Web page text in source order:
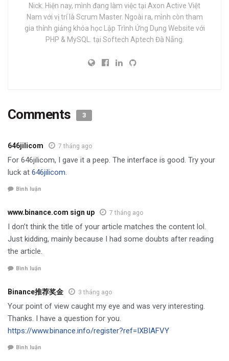
Nick. Hiện nay, mình đang làm việc tại Axon Active Việt
Nam với vị trí là Scrum Master. Ngoài ra, mình còn tham
gia thỉnh giảng khóa học Lập Trình Ứng Dụng Website với
PHP & MySQL. tại Softech Aptech Đà Nẵng.
Comments 3
646jilicom 7 tháng ago
For 646jilicom, I gave it a peep. The interface is good. Try your
luck at 646jilicom.
Bình luận
www.binance.com sign up 7 tháng ago
I don’t think the title of your article matches the content lol.
Just kidding, mainly because I had some doubts after reading
the article.
Bình luận
Binance推荐奖金 3 tháng ago
Your point of view caught my eye and was very interesting.
Thanks. I have a question for you.
https://www.binance.info/register?ref=IXBIAFVY
Bình luận